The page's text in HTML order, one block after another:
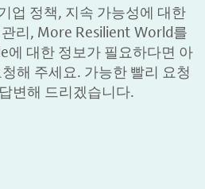
업 정책, 지속 가능성에 대한
리, More Resilient World를
에 대한 정보가 필요하다면 아
해 주세요. 가능한 빨리 요청
변해 드리겠습니다.